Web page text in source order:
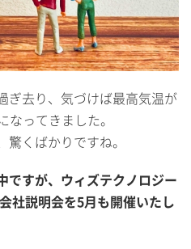
ぎ去り、気づけば最高気温が
ってきました。
くばかりですね。
ですが、ウィズテクノロジー
社説明会を5月も開催いたし